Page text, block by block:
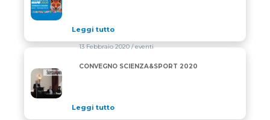
Leggi tutto
CONVEGNO SCIENZA&SPORT 2020
13 Febbraio 2020/ eventi
CONVEGNO SCIENZA&SPORT 2020
Leggi tutto